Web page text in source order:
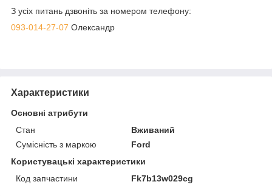
З усіх питань дзвоніть за номером телефону:
093-014-27-07 Олександр
Характеристики
Основні атрибути
Стан
Вживаний
Сумісність з маркою
Ford
Користувацькі характеристики
Код запчастини
Fk7b13w029cg